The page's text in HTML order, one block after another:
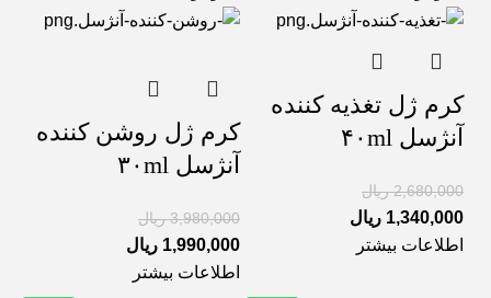
کرم ژل تغذیه کننده
آنژسل ۴۰ml
2,680,000 ریال
1,340,000 ریال
اطلاعات بیشتر
کرم ژل روشن کننده
آنژسل ۳۰ml
3,980,000 ریال
1,990,000 ریال
اطلاعات بیشتر